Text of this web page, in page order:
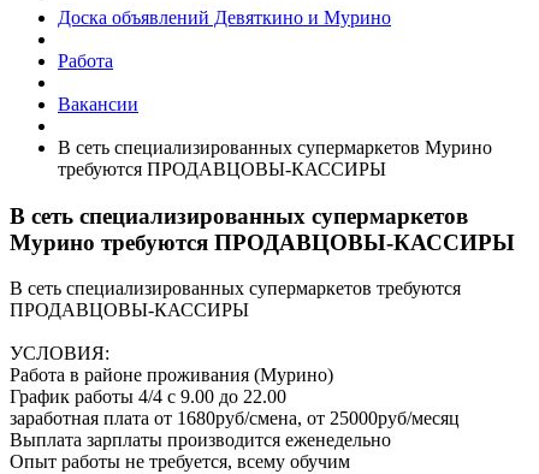
Доска объявлений Девяткино и Мурино
Работа
Вакансии
В сеть специализированных супермаркетов Мурино
требуются ПРОДАВЦОВЫ-КАССИРЫ
В сеть специализированных супермаркетов
Мурино требуются ПРОДАВЦОВЫ-КАССИРЫ
В сеть специализированных супермаркетов требуются
ПРОДАВЦОВЫ-КАССИРЫ
УСЛОВИЯ:
Работа в районе проживания (Мурино)
График работы 4/4 с 9.00 до 22.00
заработная плата от 1680руб/смена, от 25000руб/месяц
Выплата зарплаты производится еженедельно
Опыт работы не требуется, всему обучим